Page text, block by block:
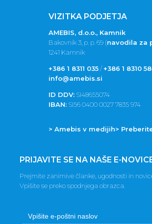
VIZITKA PODJETJA
AMEBIS, d.o.o., Kamnik
Bakovnik 3, p. p. 69 (navodila za
1241 Kamnik
+386 1 8311 035/+386 1 8310
info@amebis.si
ID DDV: SI48655074
IBAN: SI56 0400 0027 7835 974
> Amebis v medijih>
PRIJAVITE SE NA NAŠE E-
Prejmite zanimive članke, ugodnosti in
Vpišite se preko spodnjega obrazca.